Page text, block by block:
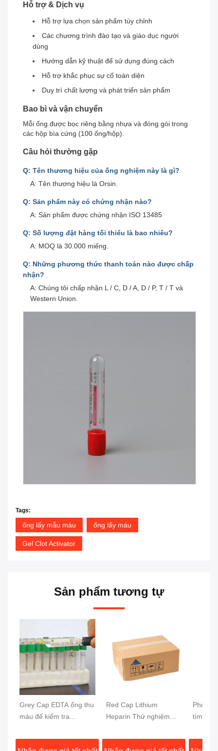
Hỗ trợ & Dịch vụ
Hỗ trợ lựa chọn sản phẩm tùy chỉnh
Các chương trình đào tạo và giáo dục người
dùng
Hướng dẫn kỹ thuật để sử dụng đúng cách
Hỗ trợ khắc phục sự cố toàn diện
Duy trì chất lượng và phát triển sản phẩm
Bao bì và vận chuyển
Mỗi ống được bọc riêng bằng nhựa và đóng gói trong
các hộp bìa cứng (100 ống/hộp).
Câu hỏi thường gặp
Q: Tên thương hiệu của ống nghiệm này là gì?
A: Tên thương hiệu là Orsin.
Q: Sản phẩm này có chứng nhận nào?
A: Sản phẩm được chứng nhận ISO 13485
Q: Số lượng đặt hàng tối thiểu là bao nhiêu?
A: MOQ là 30.000 miếng.
Q: Những phương thức thanh toán nào được chấp
nhận?
A: Chúng tôi chấp nhận L / C, D / A, D / P, T / T và
Western Union.
Tags:
ống lấy mẫu máu ống lấy máu
Gel Clot Activator
Sản phẩm tương tự
Grey Cap EDTA ống thu
máu để kiểm tra
máu
Red Cap Lithium
Heparin Thử nghiệm
Activator đông máu Gel
Phòng
tím ống
nghiệm